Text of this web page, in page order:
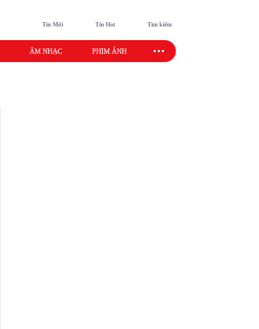
Tin Mới Tin Hot Tìm kiếm
ÂM NHẠC PHIM ẢNH SAO SPORT